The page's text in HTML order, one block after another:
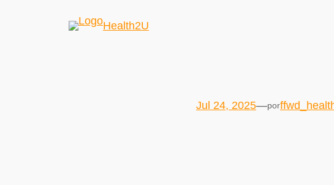
Health2U
Jul 24, 2025—por